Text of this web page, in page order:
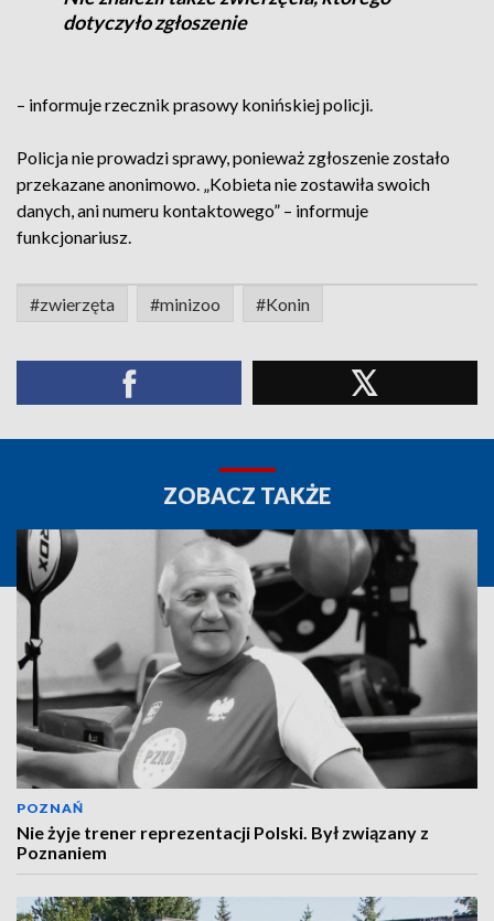
dotyczyło zgłoszenie
– informuje rzecznik prasowy konińskiej policji.
Policja nie prowadzi sprawy, ponieważ zgłoszenie zostało
przekazane anonimowo. „Kobieta nie zostawiła swoich
danych, ani numeru kontaktowego” – informuje
funkcjonariusz.
#zwierzęta #minizoo #Konin
ZOBACZ TAKŻE
POZNAŃ
Nie żyje trener reprezentacji Polski. Był związany z
Poznaniem